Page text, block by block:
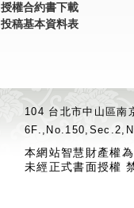
授權合約書下載
投稿基本資料表
104 台北市中山區
本網站智慧財產權
未經正式書面授權